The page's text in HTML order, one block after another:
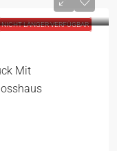
NICHT LÄNGER VERFÜGBAR
Mit